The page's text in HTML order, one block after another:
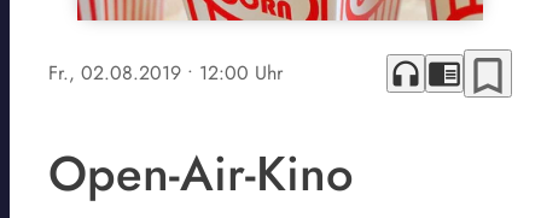
Fr., 02.08.2019 • 12:00 Uhr headphones chrome_reader_mode bookmark_border
Open-Air-Kino